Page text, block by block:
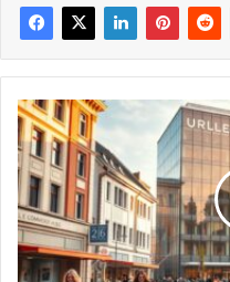
E-
Commerce
in
der
Fläche
–
Onlinehandel
Lippe